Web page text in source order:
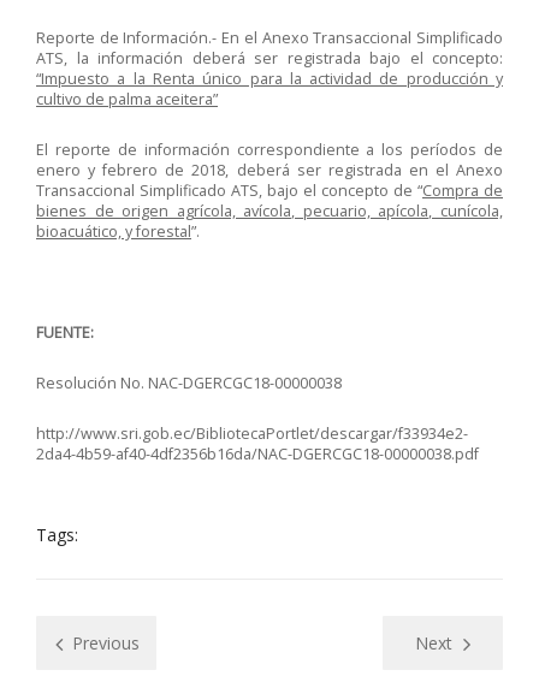
Reporte de Información.- En el Anexo Transaccional Simplificado
ATS, la información deberá ser registrada bajo el concepto:
“Impuesto a la Renta único para la actividad de producción y
cultivo de palma aceitera”
El reporte de información correspondiente a los períodos de
enero y febrero de 2018, deberá ser registrada en el Anexo
Transaccional Simplificado ATS, bajo el concepto de “Compra de
bienes de origen agrícola, avícola, pecuario, apícola, cunícola,
bioacuático, y forestal”.
FUENTE:
Resolución No. NAC-DGERCGC18-00000038
http://www.sri.gob.ec/BibliotecaPortlet/descargar/f33934e2-
2da4-4b59-af40-4df2356b16da/NAC-DGERCGC18-00000038.pdf
Tags:
Previous Next